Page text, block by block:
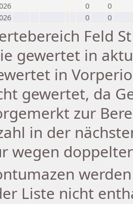
0
0
0 0
Feld
gewertet in
in
gewertet, da
zur
in der
wegen
Liste nicht